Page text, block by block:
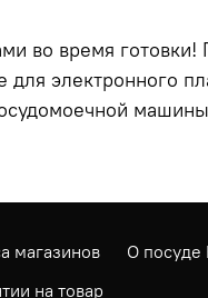
во время
электронного
магазинов
О посуде
на товар